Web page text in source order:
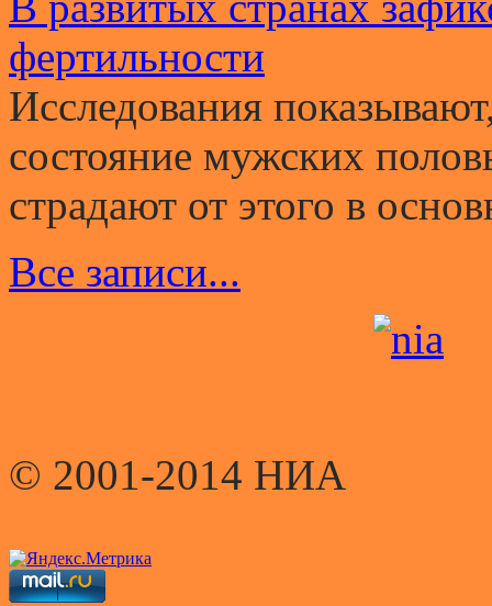
фертильности
Исследования
состояние мужских
страдают от этого в
Все записи...
© 2001-2014 НИА